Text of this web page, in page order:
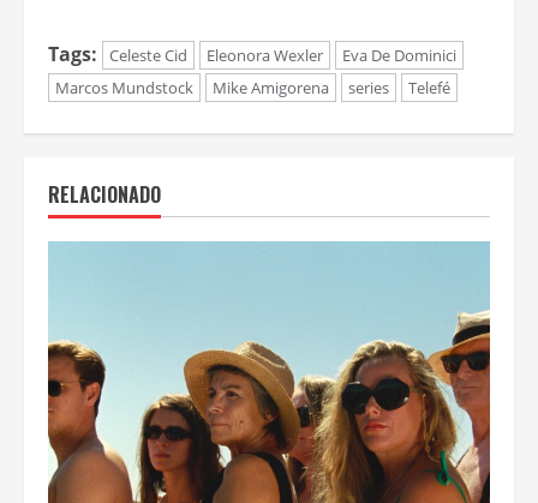
Tags: Celeste Cid Eleonora Wexler
Eva De Dominici
Marcos Mundstock
Mike Amigorena series Telefé
RELACIONADO